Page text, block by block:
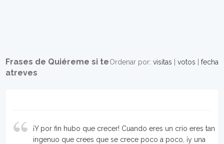
Ordenar por: visitas votos fecha
Frases de Quiéreme si te
atreves
¡Y por fin hubo que crecer! Cuando eres un crio eres tan
ingenuo que crees que se crece poco a poco, ¡y una